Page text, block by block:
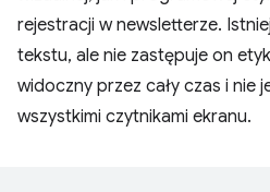
rejestracji w newsletterze.
tekstu, ale nie zastępuje on
widoczny przez cały czas i nie
wszystkimi czytnikami ekranu.